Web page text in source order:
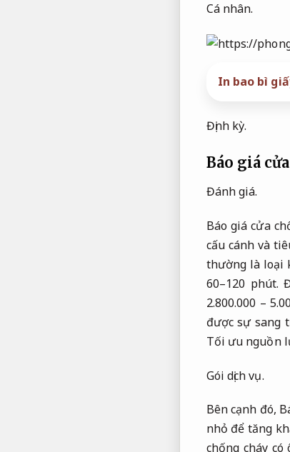
Cá nhân.
In bao bì
Định kỳ.
Báo giá
Đánh giá.
Báo giá cửa
cấu cánh và
thường là loại
60–120 phút.
2.800.000 –
được sự sang
Tối ưu nguồn
Gói dịch vụ.
Bên cạnh đó,
nhỏ để tăng
chống cháy